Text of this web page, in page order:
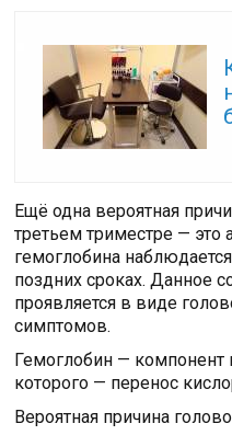
Ещё одна вероятная
третьем триместре —
гемоглобина
поздних сроках. Данное
проявляется в виде
симптомов.
Гемоглобин — компонент
которого — перенос
Вероятная причина